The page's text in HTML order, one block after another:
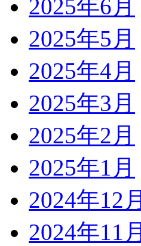
2025年6月
2025年5月
2025年4月
2025年3月
2025年2月
2025年1月
2024年12月
2024年11月